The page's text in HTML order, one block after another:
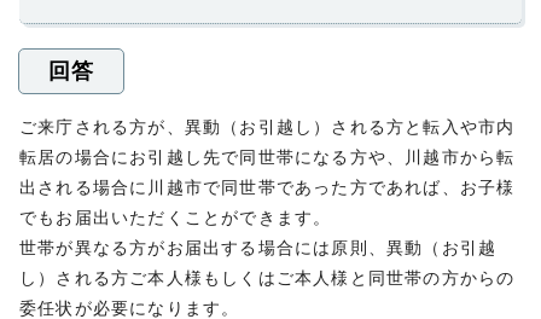
回答
ご来庁される方が、異動（お引越し）される方と転入や市内
転居の場合にお引越し先で同世帯になる方や、川越市から転
出される場合に川越市で同世帯であった方であれば、お子様
でもお届出いただくことができます。
世帯が異なる方がお届出する場合には原則、異動（お引越
し）される方ご本人様もしくはご本人様と同世帯の方からの
委任状が必要になります。